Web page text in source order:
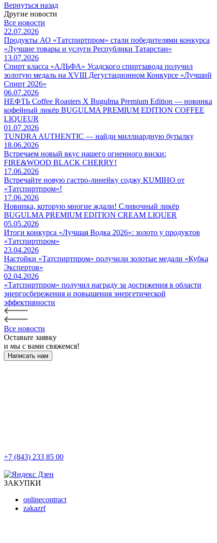
Вернуться назад
Другие новости
Все новости
22.07.2026
Продукты АО «Татспиртпром» стали победителями конкурса
«Лучшие товары и услуги Республики Татарстан»
13.07.2026
Спирт класса «АЛЬФА» Усадского спиртзавода получил
золотую медаль на XVIII Дегустационном Конкурсе «Лучший
Спирт 2026»
06.07.2026
НЕФТЬ Coffee Roasters Х Bugulma Premium Edition — новинка
кофейный ликёр BUGULMA PREMIUM EDITION COFFEE
LIQUEUR
01.07.2026
TUNDRA AUTHENTIC — найди миллиардную бутылку
18.06.2026
Встречаем новый вкус нашего огненного виски:
FIRE&WOOD BLACK CHERRY!
17.06.2026
Встречайте новую гастро-линейку соджу KUMIHO от
«Татспиртпром»!
17.06.2026
Новинка, которую многие ждали! Сливочный ликёр
BUGULMA PREMIUM EDITION CREAM LIQUER
05.05.2026
Итоги конкурса «Лучшая Водка 2026»: золото у продуктов
«Татспиртпром»
23.04.2026
Настойки «Татспиртпром» получили золотые медали «Кубка
Экспертов»
02.04.2026
«Татспиртпром» получил награду за достижения в области
энергосбережения и повышения энергетической
эффективности
Все новости
Оставьте заявку
и мы с вами свяжемся!
Написать нам
+7 (843) 233 85 00
ЗАКУПКИ
onlinecontract
zakazrf